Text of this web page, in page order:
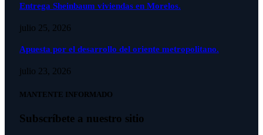
Entrega Sheinbaum viviendas en Morelos.
julio 25, 2026
Apuesta por el desarrollo del oriente metropolitano.
julio 23, 2026
MANTENTE INFORMADO
Subscríbete a nuestro sitio